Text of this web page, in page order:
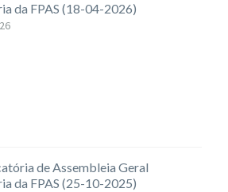
da FPAS (18-04-2026)
de Assembleia Geral
da FPAS (25-10-2025)